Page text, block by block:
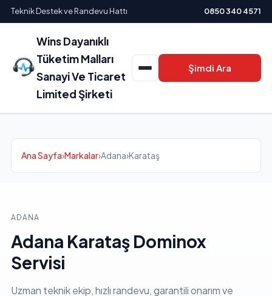
Teknik Destek ve Randevu Hattı 0850 340 4571
Wins Dayanıklı
Tüketim Malları
Sanayi Ve Ticaret
Limited Şirketi
Şimdi Ara
Ana Sayfa›Markalar›Adana›Karataş
ADANA
Adana Karataş Dominox
Servisi
Uzman teknik ekip, hızlı randevu, garantili onarım ve